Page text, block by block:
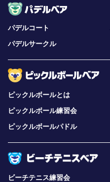
パデルコート
パデルサークル
ピックルボールとは
ピックルボール練習会
ピックルボールパドル
ビーチテニス練習会